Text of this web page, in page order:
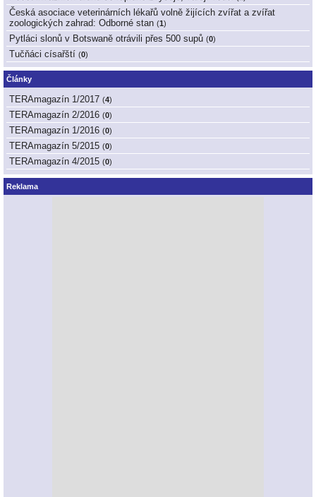
Česká asociace veterinárních lékařů volně žijících zvířat a zvířat
zoologických zahrad: Odborné stan (1 )
Pytláci slonů v Botswaně otrávili přes 500 supů (0)
Tučňáci císařští (0)
Články
TERAmagazín 1/2017 (4)
TERAmagazín 2/2016 (0)
TERAmagazín 1/2016 (0)
TERAmagazín 5/2015 (0)
TERAmagazín 4/2015 (0)
Reklama